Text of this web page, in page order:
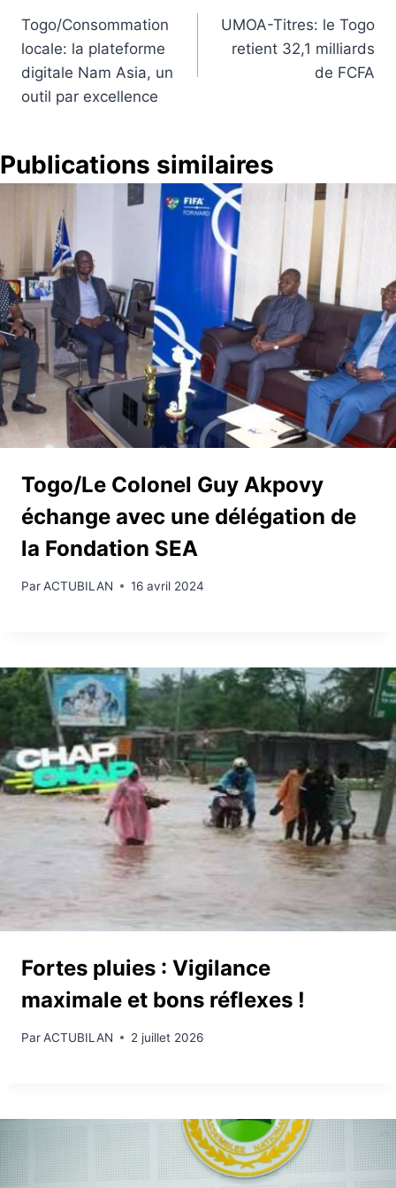
de
l’article
Togo/Consommation
locale: la plateforme
digitale Nam Asia, un
outil par excellence
UMOA-Titres: le Togo
retient 32,1 milliards
de FCFA
Publications similaires
Togo/Le Colonel Guy Akpovy
échange avec une délégation de
la Fondation SEA
ParACTUBILAN 16 avril 2024
Fortes pluies : Vigilance
maximale et bons réflexes !
ParACTUBILAN 2 juillet 2026